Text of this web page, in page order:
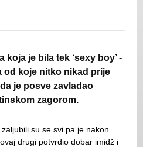
je bila tek ‘sexy boy’ -
od koje nitko nikad prije
je posve zavladao
zagorom.
su se svi pa je nakon
drugi potvrdio dobar imidž i